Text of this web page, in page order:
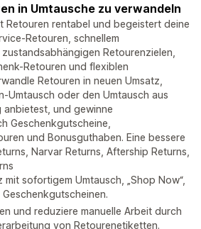
in Umtausche zu verwandeln
Retouren rentabel und begeistert deine
Retouren, schnellem
Retourenzielen,
Retouren und flexiblen
Retouren in neuen Umsatz,
Umtausch oder den Umtausch aus
anbietest, und gewinne
Geschenkgutscheine,
und Bonusguthaben. Eine bessere
Narvar Returns, Aftership Returns,
sofortigem Umtausch, „Shop Now“,
und reduziere manuelle Arbeit durch
von Retourenetiketten.